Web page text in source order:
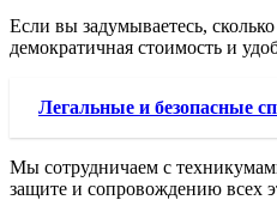
Если вы задумываетесь,
демократичная стоимость и
Легальные и безопасные
Мы сотрудничаем с
защите и сопровождению всех